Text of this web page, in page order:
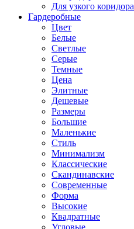
Для узкого коридора
Гардеробные
Цвет
Белые
Светлые
Серые
Темные
Цена
Элитные
Дешевые
Размеры
Большие
Маленькие
Стиль
Минимализм
Классические
Скандинавские
Современные
Форма
Высокие
Квадратные
Угловые